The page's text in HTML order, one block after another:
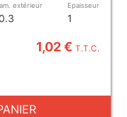
extérieur Epaisseur
1
1,02 €T.T.C.